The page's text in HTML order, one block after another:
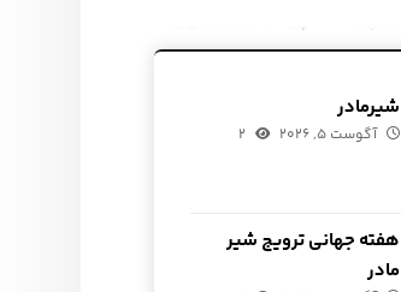
شیرمادر
آگوست ۵, ۲۰۲۶ ۲
هفته جهانی ترویج شیر
مادر